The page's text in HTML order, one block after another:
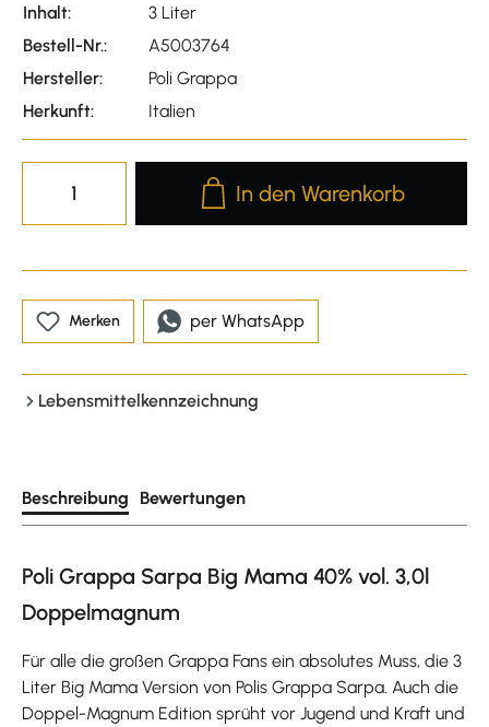
Inhalt:
3 Liter
Bestell-Nr.:
A5003764
Hersteller:
Poli Grappa
Herkunft:
Italien
Produkt Anzahl: Gib den
In den Warenkorb
Merken per WhatsApp
Lebensmittelkennzeichnung
Beschreibung Bewertungen
Poli Grappa Sarpa Big Mama 40% vol. 3,0l
Doppelmagnum
Für alle die großen Grappa Fans ein absolutes Muss, die 3
Liter Big Mama Version von Polis Grappa Sarpa. Auch die
Doppel-Magnum Edition sprüht vor Jugend und Kraft und